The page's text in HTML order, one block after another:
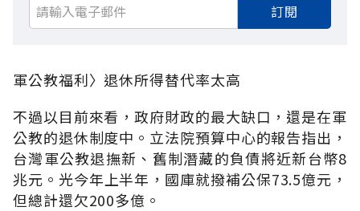
訂閱
軍公教福利〉退休所得替代率太高
不過以目前來看，政府財政的最大缺口，還是在軍
公教的退休制度中。立法院預算中心的報告指出，
台灣軍公教退撫新、舊制潛藏的負債將近新台幣8
兆元。光今年上半年，國庫就撥補公保73.5億元，
但總計還欠200多億。